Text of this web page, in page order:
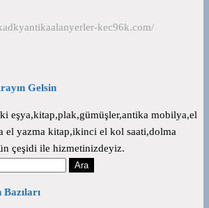
kec96k.com/
Gelsin
eşya,kitap,plak,gümüşler,antika mobilya,el
el yazma kitap,ikinci el kol saati,dolma
çeşidi ile hizmetinizdeyiz.
Bazıları